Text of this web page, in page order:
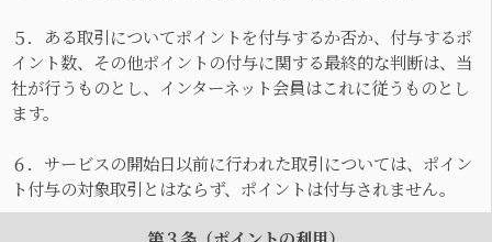
５．ある取引についてポイントを付与するか否か、付与するポ
イント数、その他ポイントの付与に関する最終的な判断は、当
社が行うものとし、インターネット会員はこれに従うものとし
ます。
６．サービスの開始日以前に行われた取引については、ポイン
ト付与の対象取引とはならず、ポイントは付与されません。